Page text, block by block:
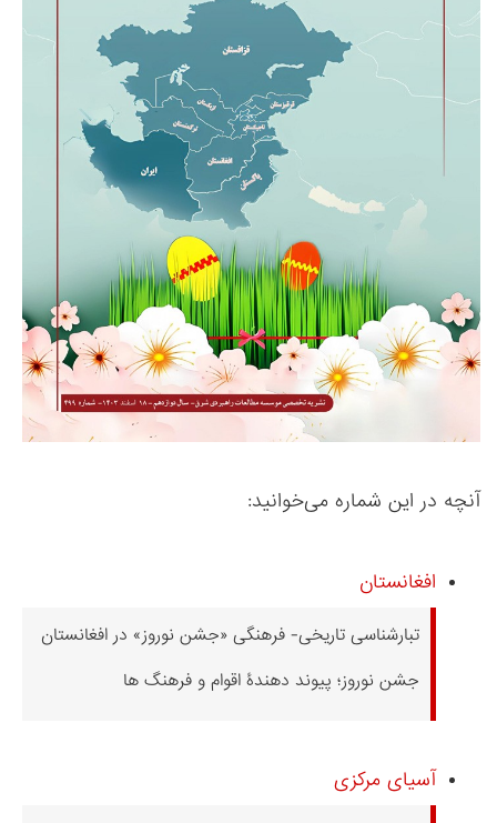
آنچه در این شماره می‌خوانید:
افغانستان
تبارشناسی تاریخی- فرهنگی «جشن نوروز» در افغانستان
جشن نوروز؛ پیوند دهندۀ اقوام و فرهنگ ها
آسیای مرکزی